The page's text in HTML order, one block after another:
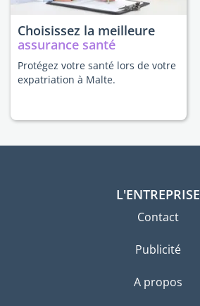
Choisissez la meilleure
assurance santé
Protégez votre santé lors de votre
expatriation à Malte.
L'ENTREPRISE
Contact
Publicité
A propos